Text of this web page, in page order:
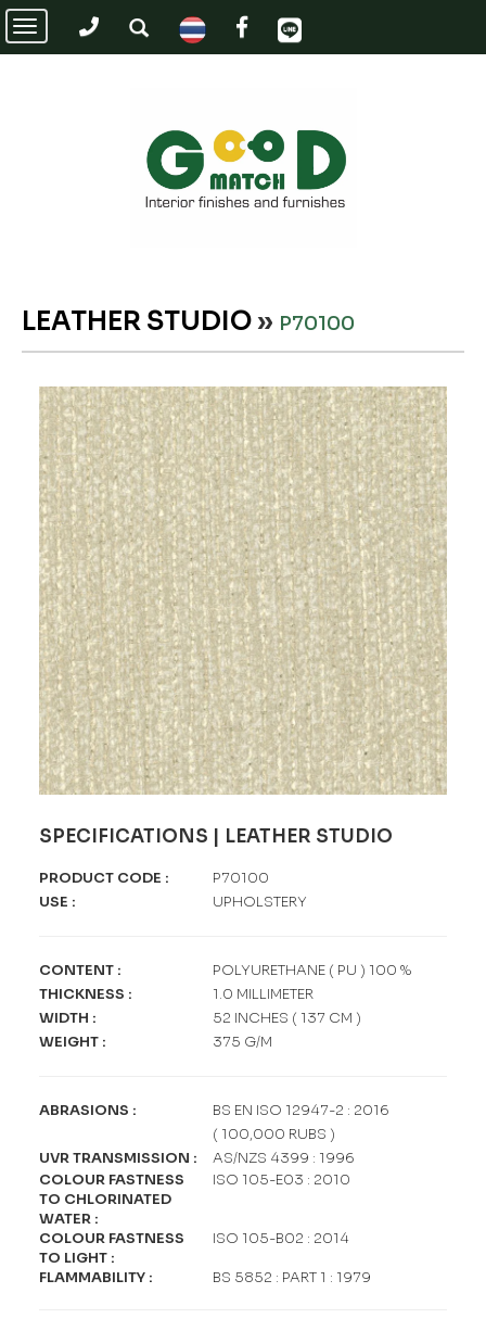
Toggle
navigation
LEATHER STUDIO » P70100
SPECIFICATIONS | LEATHER STUDIO
PRODUCT CODE :
P70100
USE : UPHOLSTERY
CONTENT :
POLYURETHANE ( PU ) 100 %
THICKNESS :
1.0 MILLIMETER
WIDTH :
52 INCHES ( 137 CM )
WEIGHT : 375 G/M
ABRASIONS :
BS EN ISO 12947-2 : 2016
( 100,000 RUBS )
UVR TRANSMISSION :
AS/NZS 4399 : 1996
COLOUR FASTNESS
TO CHLORINATED
WATER :
ISO 105-E03 : 2010
COLOUR FASTNESS
TO LIGHT :
ISO 105-B02 : 2014
FLAMMABILITY : BS 5852 : PART 1 : 1979